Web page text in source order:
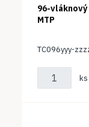
96-vláknový
MTP
TC096yyy-
ks